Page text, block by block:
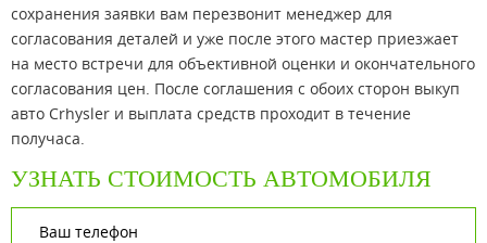
сохранения заявки вам перезвонит менеджер для
согласования деталей и уже после этого мастер приезжает
на место встречи для объективной оценки и окончательного
согласования цен. После соглашения с обоих сторон выкуп
авто Crhysler и выплата средств проходит в течение
получаса.
УЗНАТЬ СТОИМОСТЬ АВТОМОБИЛЯ
Ваш телефон